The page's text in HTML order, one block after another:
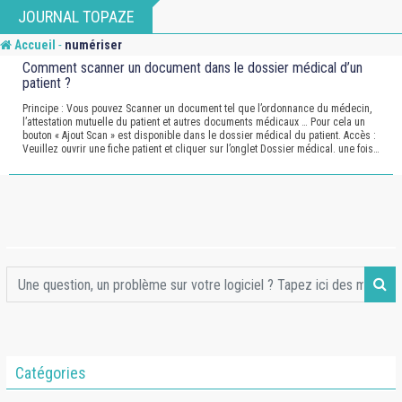
to
content
JOURNAL TOPAZE
Accueil - numériser
Comment scanner un document dans le dossier médical d’un
patient ?
Principe : Vous pouvez Scanner un document tel que l’ordonnance du médecin,
l’attestation mutuelle du patient et autres documents médicaux … Pour cela un
bouton « Ajout Scan » est disponible dans le dossier médical du patient. Accès :
Veuillez ouvrir une fiche patient et cliquer sur l’onglet Dossier médical. une fois…
Catégories